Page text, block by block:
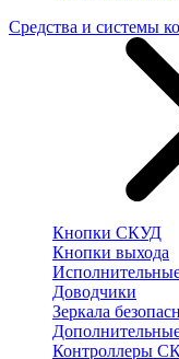
Средства и системы
Кнопки СКУД
Кнопки выхода
Доводчики
Зеркала
Контроллеры